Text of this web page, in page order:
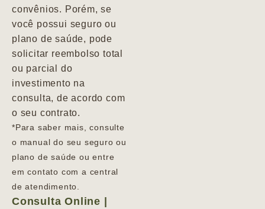
convênios. Porém, se
você possui seguro ou
plano de saúde, pode
solicitar reembolso total
ou parcial do
investimento na
consulta, de acordo com
o seu contrato.
*Para saber mais, consulte
o manual do seu seguro ou
plano de saúde ou entre
em contato com a central
de atendimento.
Consulta Online |